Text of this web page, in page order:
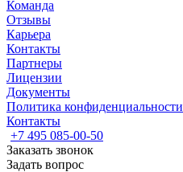
Команда
Отзывы
Карьера
Контакты
Партнеры
Лицензии
Документы
Политика конфиденциальности
Контакты
+7 495 085-00-50
Заказать звонок
Задать вопрос